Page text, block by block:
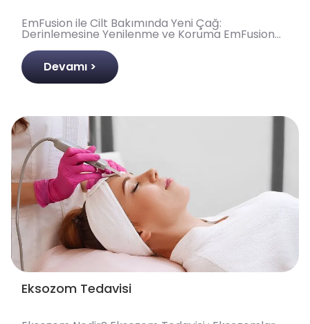
EmFusion ile Cilt Bakımında Yeni Çağ:
Derinlemesine Yenilenme ve Koruma EmFusion
EmFusion Cilt Bakımı..
Devamı >
Eksozom Tedavisi